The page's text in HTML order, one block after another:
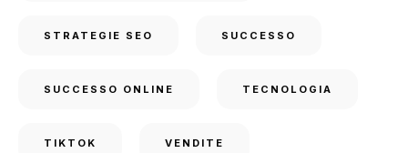
STRATEGIE SEO SUCCESSO
SUCCESSO ONLINE TECNOLOGIA
TIKTOK VENDITE